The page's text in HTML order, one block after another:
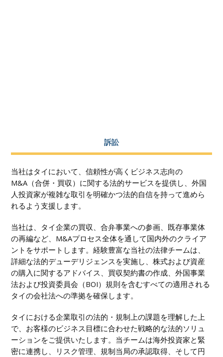
訴訟
当社はタイにおいて、信頼性が高くビジネス志向の
M&A（合併・買収）に関する法的サービスを提供し、外国
人投資家が複雑な取引を明確かつ法的自信を持って進めら
れるよう支援します。
当社は、タイ企業の買収、合弁事業への参画、既存事業体
の再編など、M&Aプロセス全体を通して国内外のクライア
ントをサポートします。経験豊富な当社の法律チームは、
詳細な法的デューデリジェンスを実施し、株式および資産
の購入に関するアドバイス、買収契約書の作成、外国事業
法および投資委員会（BOI）規則を含むすべての適用される
タイの会社法への準拠を確保します。
タイにおける企業取引の法的・規制上の課題を理解した上
で、お客様のビジネス目標に合わせた戦略的な法的ソリュ
ーションをご提供いたします。当チームは海外投資家と緊
密に連携し、リスク管理、規制当局の承認取得、そして円